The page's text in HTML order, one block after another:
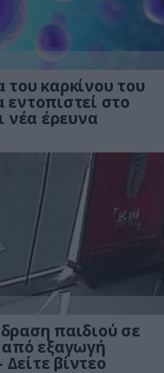
καρκίνου του
στο
νέα έρευνα
παιδιού σε
από εξαγωγή
βίντεο